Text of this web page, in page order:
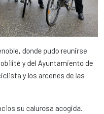
donde pudo reunirse
y del Ayuntamiento de
y los arcenes de las
su calurosa acogida.